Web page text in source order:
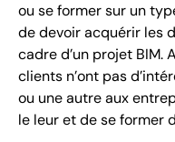
ou se former sur un
de devoir acquérir les
cadre d’un projet BIM.
clients n’ont pas
ou une autre aux
le leur et de se former